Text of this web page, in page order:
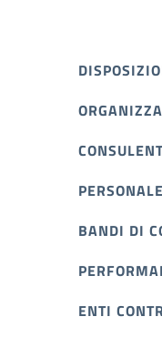
PERSONALE
BANDI DI
ENTI